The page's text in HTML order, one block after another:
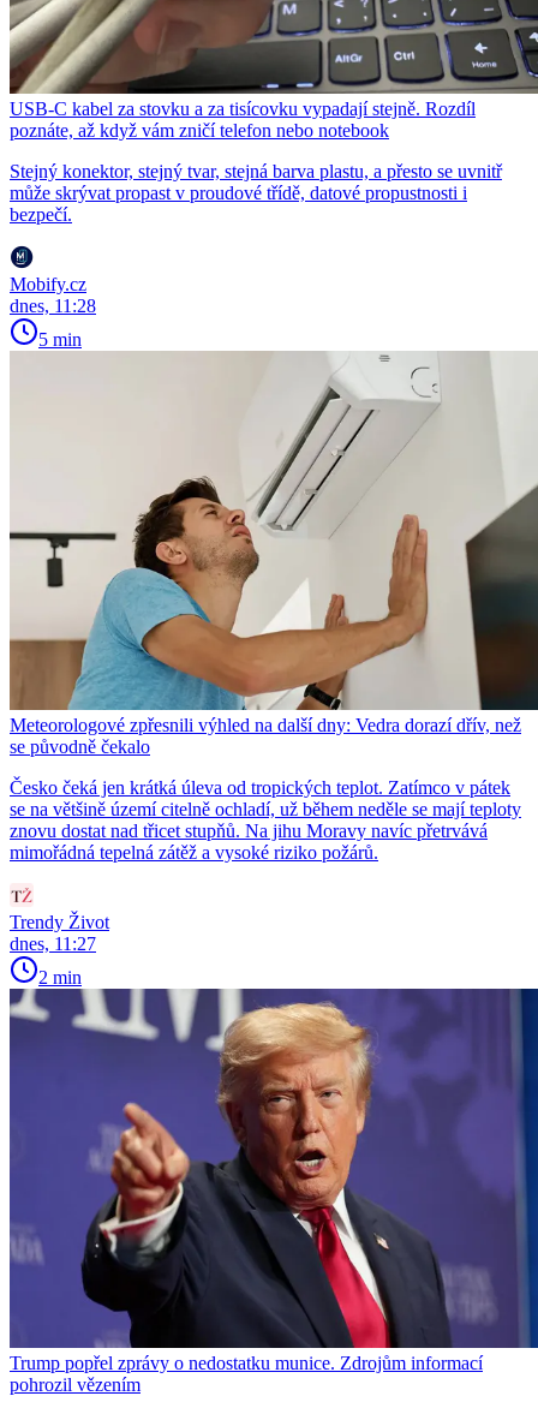
USB-C kabel za stovku a za tisícovku vypadají stejně. Rozdíl
poznáte, až když vám zničí telefon nebo notebook
Stejný konektor, stejný tvar, stejná barva plastu, a přesto se uvnitř
může skrývat propast v proudové třídě, datové propustnosti i
bezpečí.
Mobify.cz
dnes, 11:28
5 min
Meteorologové zpřesnili výhled na další dny: Vedra dorazí dřív, než
se původně čekalo
Česko čeká jen krátká úleva od tropických teplot. Zatímco v pátek
se na většině území citelně ochladí, už během neděle se mají teploty
znovu dostat nad třicet stupňů. Na jihu Moravy navíc přetrvává
mimořádná tepelná zátěž a vysoké riziko požárů.
Trendy Život
dnes, 11:27
2 min
Trump popřel zprávy o nedostatku munice. Zdrojům informací
pohrozil vězením